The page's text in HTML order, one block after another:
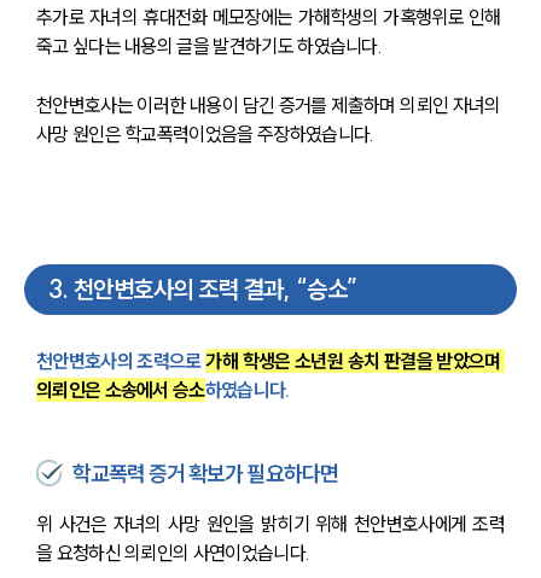
추가로 자녀의 휴대전화 메모장에는 가해학생의 가혹행위로 인해
죽고 싶다는 내용의 글을 발견하기도 하였습니다.
천안변호사는 이러한 내용이 담긴 증거를 제출하며 의뢰인 자녀의
사망 원인은 학교폭력이었음을 주장하였습니다.
3. 천안변호사의 조력 결과, “승소”
천안변호사의 조력으로 가해 학생은 소년원 송치 판결을 받았으며
의뢰인은 소송에서 승소하였습니다.
학교폭력 증거 확보가 필요하다면
위 사건은 자녀의 사망 원인을 밝히기 위해 천안변호사에게 조력
을 요청하신 의뢰인의 사연이었습니다.